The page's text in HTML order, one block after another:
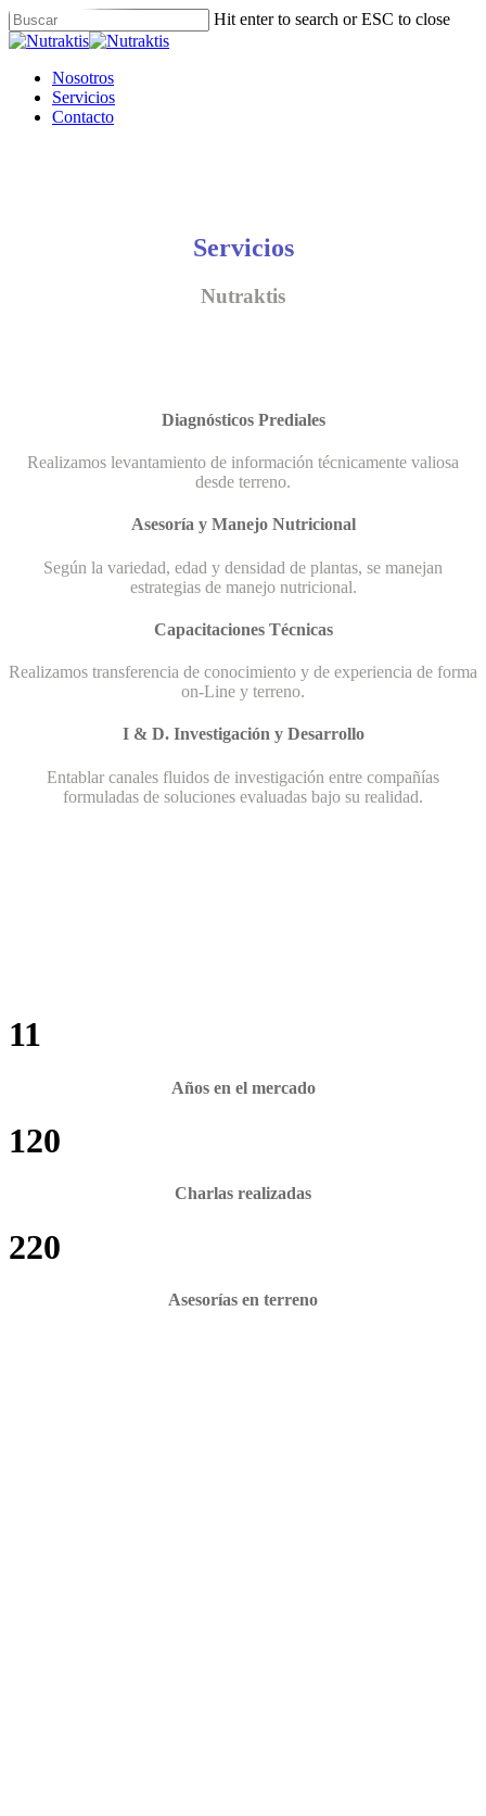
Skip
to
content
Hit enter to search or ESC to close
Close
Menu
Nosotros
Servicios
Contacto
Servicios
Nutraktis
Diagnósticos Prediales
Realizamos levantamiento de información técnicamente valiosa
desde terreno.
Asesoría y Manejo Nutricional
Según la variedad, edad y densidad de plantas, se manejan
estrategias de manejo nutricional.
Capacitaciones Técnicas
Realizamos transferencia de conocimiento y de experiencia de forma
on-Line y terreno.
I & D. Investigación y Desarrollo
Entablar canales fluidos de investigación entre compañías
formuladas de soluciones evaluadas bajo su realidad.
11
Años en el mercado
120
Charlas realizadas
220
Asesorías en terreno